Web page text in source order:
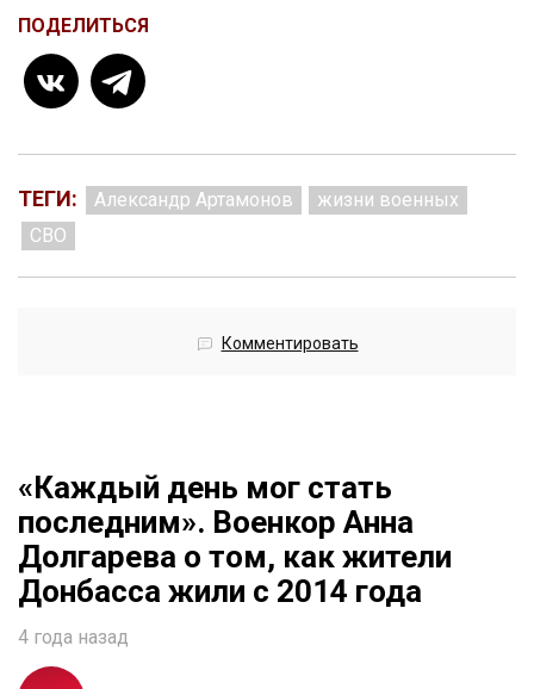
ПОДЕЛИТЬСЯ
ТЕГИ: Александр Артамонов
жизни военных
СВО
Комментировать
«Каждый день мог стать
последним». Военкор Анна
Долгарева о том, как жители
Донбасса жили с 2014 года
4 года назад